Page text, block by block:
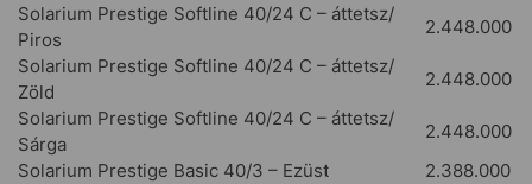
Solarium Prestige Softline 40/24 C – áttetsz/
Piros
2.448.000
Solarium Prestige Softline 40/24 C – áttetsz/
Zöld
2.448.000
Solarium Prestige Softline 40/24 C – áttetsz/
Sárga
2.448.000
Solarium Prestige Basic 40/3 – Ezüst
2.388.000